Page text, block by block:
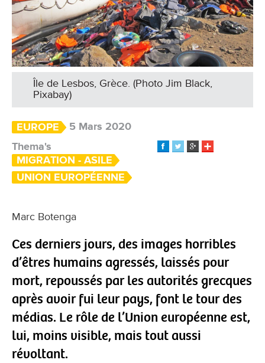
Île de Lesbos, Grèce. (Photo Jim Black,
Pixabay)
EUROPE
5 Mars 2020
Thema's
MIGRATION - ASILE
UNION EUROPÉENNE
Marc Botenga
Ces derniers jours, des images horribles
d’êtres humains agressés, laissés pour
mort, repoussés par les autorités grecques
après avoir fui leur pays, font le tour des
médias. Le rôle de l’Union européenne est,
lui, moins visible, mais tout aussi
révoltant.